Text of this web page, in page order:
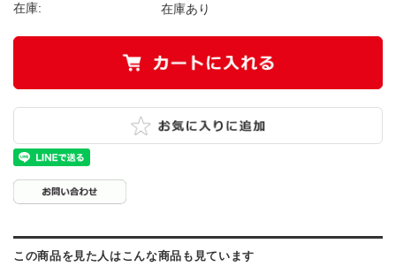
在庫: 在庫あり
この商品を見た人はこんな商品も見ています